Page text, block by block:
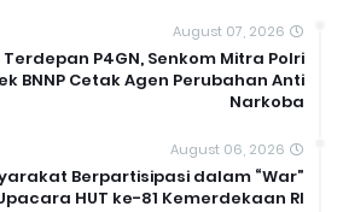
August 07, 2026
P4GN, Senkom Mitra Polri
BNNP Cetak Agen Perubahan Anti
Narkoba
August 06, 2026
Berpartisipasi dalam “War”
HUT ke-81 Kemerdekaan RI